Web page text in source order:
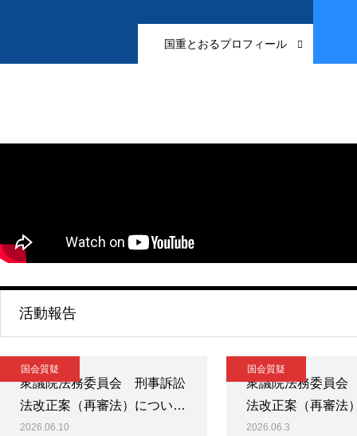
国重とおるプロフィール
活動報告
国会質疑
衆議院法務委員会 刑事訴訟
法改正案（再審法）につい…
2026.06.10
国会質疑
衆議院法務委員
法改正案（再審法
2026.06.3